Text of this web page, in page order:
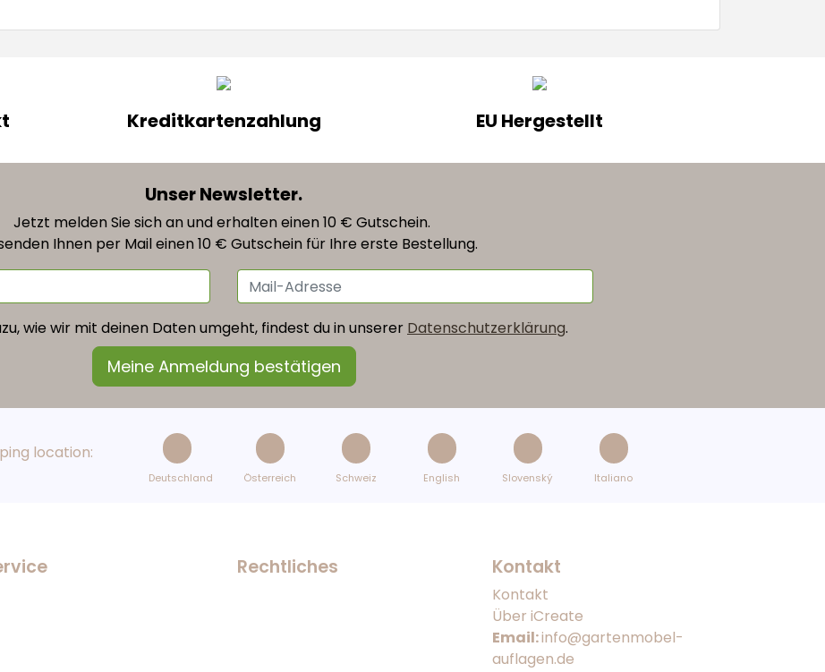
Kreditkartenzahlung EU Hergestellt
Unser Newsletter.
Jetzt melden Sie sich an und erhalten einen 10 € Gutschein.
Ihnen per Mail einen 10 € Gutschein für Ihre erste Bestellung.
wie wir mit deinen Daten umgeht, findest du in unserer Datenschutzerklärung.
location:
Deutschland Österreich Schweiz English Slovenský Italiano
Rechtliches Kontakt
Kontakt
Über iCreate
Email:info@gartenmobel-
auflagen.de